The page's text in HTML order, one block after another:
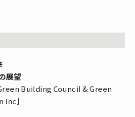
展望
Building Council & Green
］